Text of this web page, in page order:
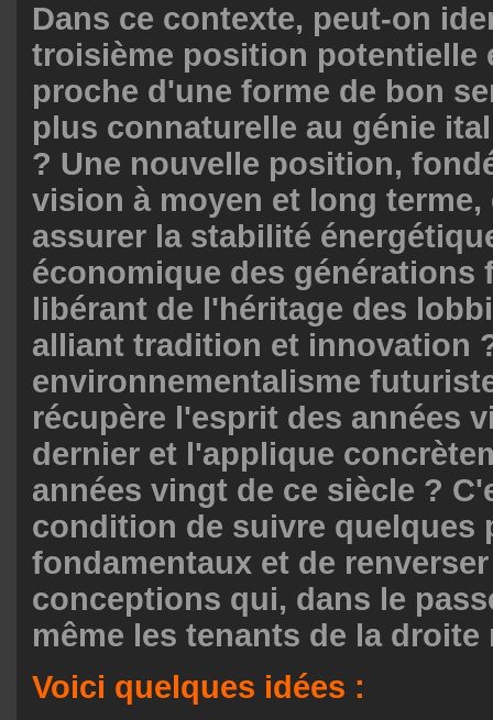
Dans ce contexte, peut-on
troisième position potentielle
proche d'une forme de bon
plus connaturelle au génie
? Une nouvelle position,
vision à moyen et long
assurer la stabilité
économique des générations
libérant de l'héritage des
alliant tradition et innovation
environnementalisme
récupère l'esprit des années
dernier et l'applique
années vingt de ce siècle ?
condition de suivre quelques
fondamentaux et de
conceptions qui, dans le
même les tenants de la droite
Voici quelques idées :